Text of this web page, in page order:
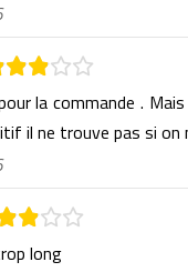
la commande .
il ne trouve pas si on
long